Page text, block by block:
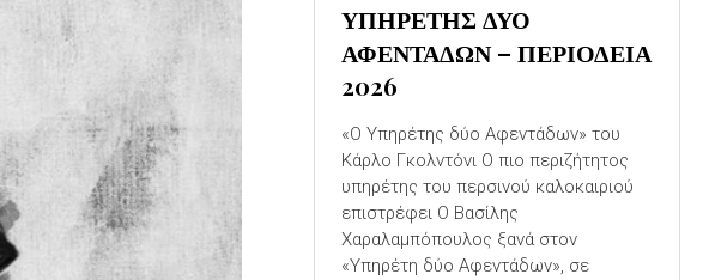
ΥΠΗΡΕΤΗΣ ΔΥΟ
ΑΦΕΝΤΑΔΩΝ – ΠΕΡΙΟΔΕΙΑ
2026
«Ο Υπηρέτης δύο Αφεντάδων» του
Κάρλο Γκολντόνι Ο πιο περιζήτητος
υπηρέτης του περσινού καλοκαιριού
επιστρέφει Ο Βασίλης
Χαραλαμπόπουλος ξανά στον
«Υπηρέτη δύο Αφεντάδων», σε